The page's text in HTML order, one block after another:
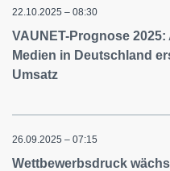
22.10.2025 – 08:30
VAUNET-Prognose
Medien in Deutschland
Umsatz
26.09.2025 – 07:15
Wettbewerbsdruck